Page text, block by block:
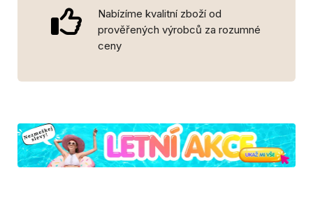
Nabízíme kvalitní zboží od
prověřených výrobců za rozumné
ceny